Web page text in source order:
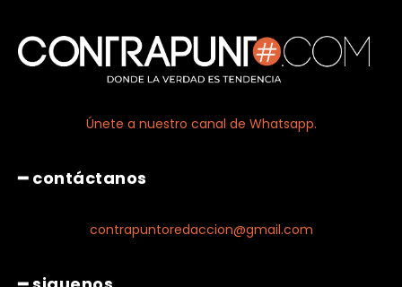
Únete a nuestro canal de Whatsapp.
━ contáctanos
contrapuntoredaccion@gmail.com